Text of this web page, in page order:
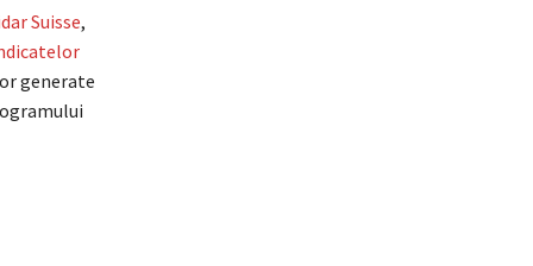
Suisse,
generate